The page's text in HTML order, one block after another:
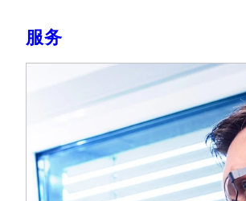
服务